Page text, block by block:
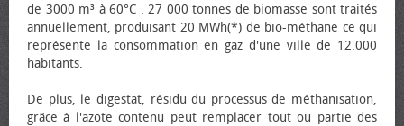
de 3000 m³ à 60°C . 27 000 tonnes de biomasse sont traités
annuellement, produisant 20 MWh(*) de bio-méthane ce qui
représente la consommation en gaz d'une ville de 12.000
habitants.
De plus, le digestat, résidu du processus de méthanisation,
grâce à l'azote contenu peut remplacer tout ou partie des